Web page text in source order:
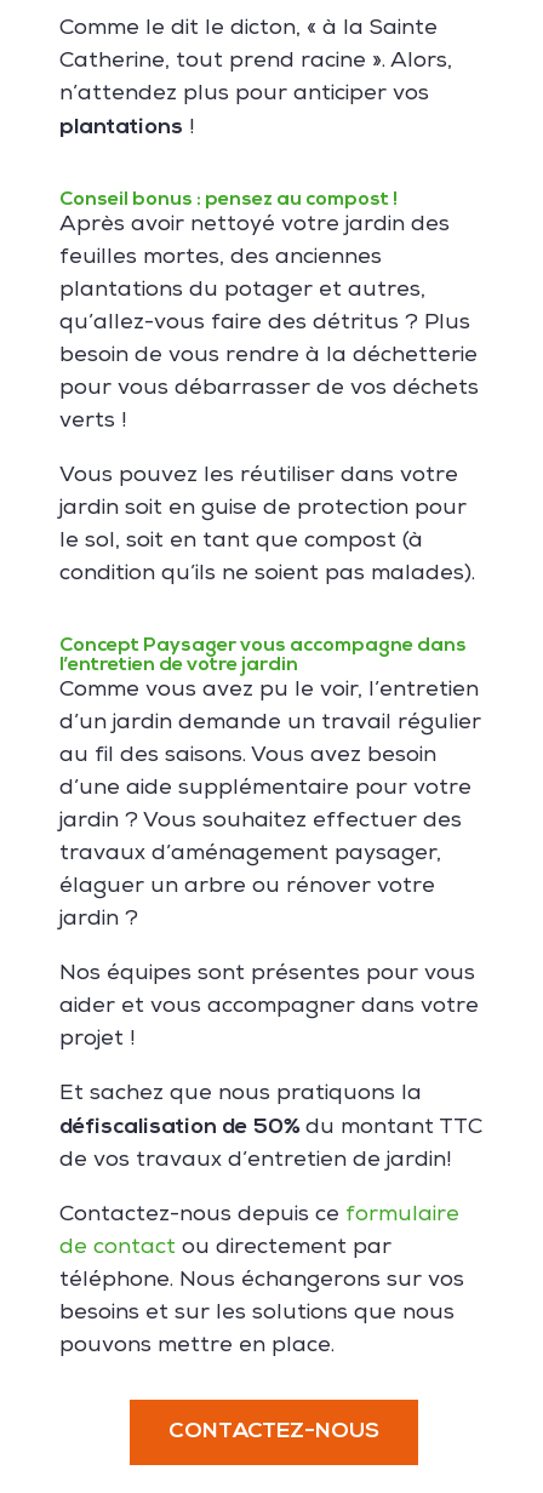
Comme le dit le dicton, « à la Sainte
Catherine, tout prend racine ». Alors,
n’attendez plus pour anticiper vos
plantations !
Conseil bonus : pensez au compost !
Après avoir nettoyé votre jardin des
feuilles mortes, des anciennes
plantations du potager et autres,
qu’allez-vous faire des détritus ? Plus
besoin de vous rendre à la déchetterie
pour vous débarrasser de vos déchets
verts !
Vous pouvez les réutiliser dans votre
jardin soit en guise de protection pour
le sol, soit en tant que compost (à
condition qu’ils ne soient pas malades).
Concept Paysager vous accompagne dans
l’entretien de votre jardin
Comme vous avez pu le voir, l’entretien
d’un jardin demande un travail régulier
au fil des saisons. Vous avez besoin
d’une aide supplémentaire pour votre
jardin ? Vous souhaitez effectuer des
travaux d’aménagement paysager,
élaguer un arbre ou rénover votre
jardin ?
Nos équipes sont présentes pour vous
aider et vous accompagner dans votre
projet !
Et sachez que nous pratiquons la
défiscalisation de 50%du montant TTC
de vos travaux d’entretien de jardin!
Contactez-nous depuis ce formulaire
de contactou directement par
téléphone. Nous échangerons sur vos
besoins et sur les solutions que nous
pouvons mettre en place.
CONTACTEZ-NOUS